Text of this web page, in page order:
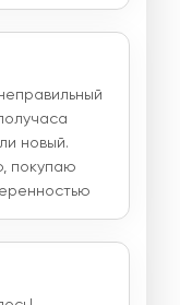
новый.
покупаю